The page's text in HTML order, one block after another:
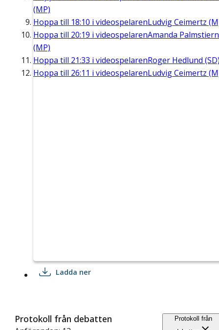
(MP)
Hoppa till 18:10 i videospelarenLudvig Ceimertz
Hoppa till 20:19 i videospelarenAmanda
(MP)
Hoppa till 21:33 i videospelarenRoger Hedlund
Hoppa till 26:11 i videospelarenLudvig Ceimertz
Ladda ner
Protokoll från debatten
Protokoll från